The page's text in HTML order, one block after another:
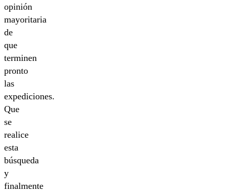
opinión
mayoritaria
de
que
terminen
pronto
las
expediciones.
Que
se
realice
esta
búsqueda
y
finalmente